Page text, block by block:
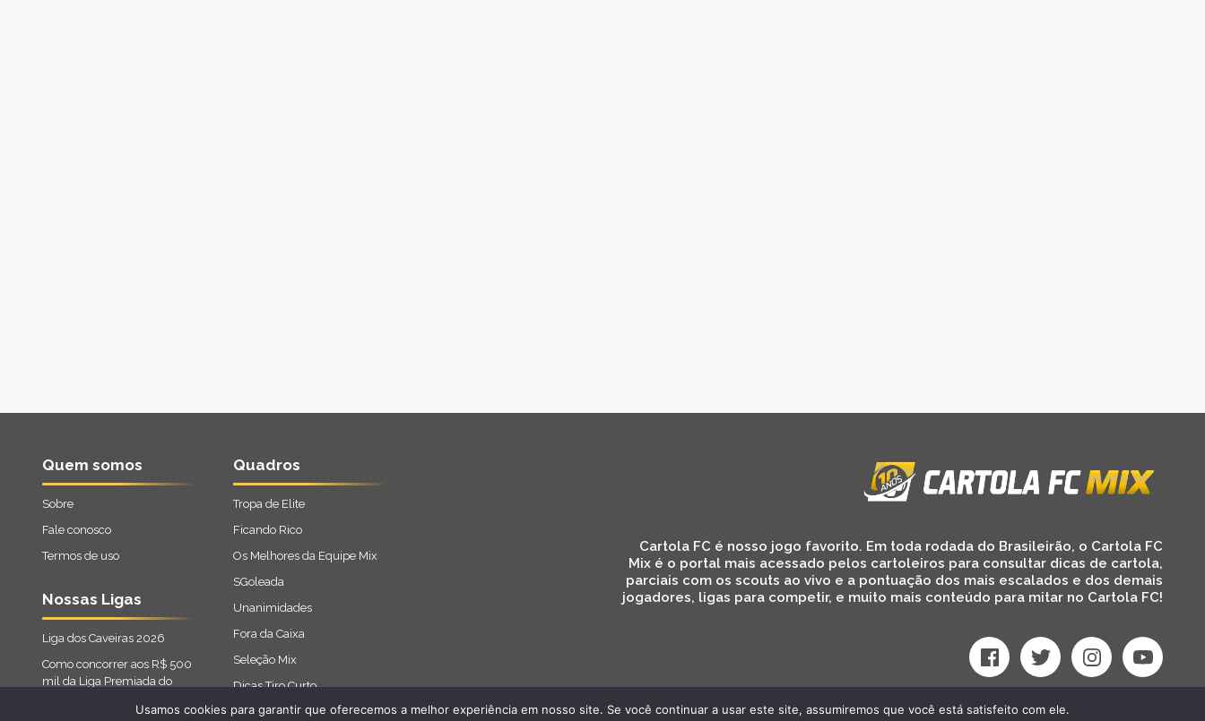
Quem somos
Sobre
Fale conosco
Termos de uso
Nossas Ligas
Liga dos Caveiras 2026
Como concorrer aos R$ 500
mil da Liga Premiada do
Quadros
Tropa de Elite
Ficando Rico
Os Melhores da Equipe Mix
SGoleada
Unanimidades
Fora da Caixa
Seleção Mix
Dicas Tiro Curto
Cartola FC é nosso jogo favorito. Em toda rodada do Brasileirão, o Cartola FC
Mix é o portal mais acessado pelos cartoleiros para consultar dicas de cartola,
parciais com os scouts ao vivo e a pontuação dos mais escalados e dos demais
jogadores, ligas para competir, e muito mais conteúdo para mitar no Cartola FC!
Usamos cookies para garantir que oferecemos a melhor experiência em nosso site. Se você continuar a usar este site, assumiremos que você está satisfeito com ele.